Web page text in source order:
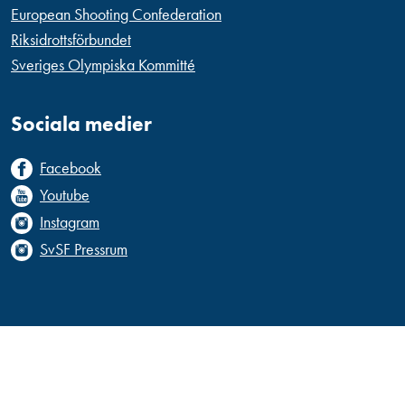
European Shooting Confederation
Riksidrottsförbundet
Sveriges Olympiska Kommitté
Sociala medier
Facebook
Youtube
Instagram
SvSF Pressrum